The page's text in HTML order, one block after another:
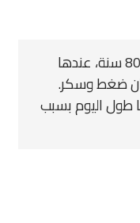
البداية: عن المريض الحاجة فريدة، 80 سنة، عندها
ضغط وسكر.
طول اليوم بسبب